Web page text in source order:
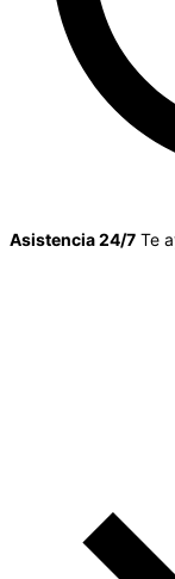
Asistencia 24/7 Te